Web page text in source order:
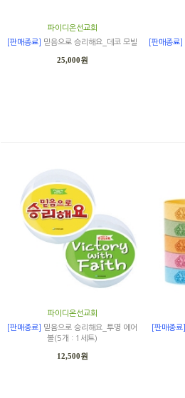
파이디온선교회
[판매종료]
믿음으로 승리해요_데코 모빌
25,000원
[판매종료]
파이디온선교회
[판매종료]
믿음으로 승리해요_투명 에어
볼(5개 : 1세트)
12,500원
[판매종료]